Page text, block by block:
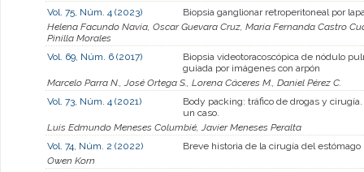
Vol. 75, Núm. 4 (2023)
Biopsia ganglionar retroperitoneal por
Helena Facundo Navia, Oscar Guevara Cruz, Maria Fernanda Castro
Pinilla Morales
Vol. 69, Núm. 6 (2017)
Biopsia videotoracoscópica de nódulo
guiada por imágenes con arpón
Marcelo Parra N., José Ortega S., Lorena Cáceres M., Daniel Pérez C.
Vol. 73, Núm. 4 (2021)
Body packing: tráfico de drogas y
un caso.
Luis Edmundo Meneses Columbié, Javier Meneses Peralta
Vol. 74, Núm. 2 (2022)
Breve historia de la cirugía del estómago
Owen Korn